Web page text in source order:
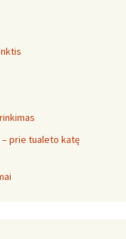
– prie tualeto katę